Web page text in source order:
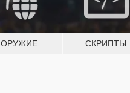
ОРУЖИЕ СКРИПТЫ